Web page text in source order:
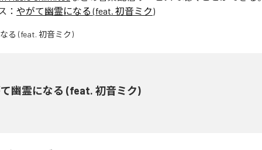
： やがて幽霊になる (feat. 初音ミク)
幽霊になる (feat. 初音ミク)